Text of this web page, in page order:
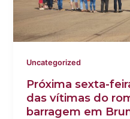
Uncategorized
Próxima sexta-
das vítimas do
barragem em